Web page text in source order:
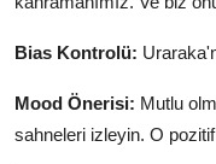
Bias Kontrolü:
Mood Önerisi: Mutlu
sahneleri izleyin. O